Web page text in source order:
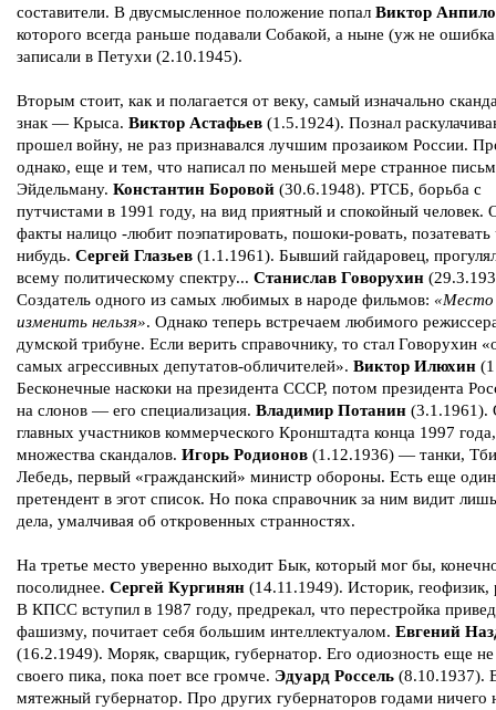
составители. В двусмысленное положение попал Виктор
которого всегда раньше подавали Собакой, а ныне (уж не
записали в Петухи (2.10.1945).
Вторым стоит, как и полагается от веку, самый изначально
знак — Крыса. Виктор Астафьев (1.5.1924). Познал
прошел войну, не раз признавался лучшим прозаиком России.
однако, еще и тем, что написал по меньшей мере странное
Эйдельману. Константин Боровой (30.6.1948). РТСБ, борьба с
путчистами в 1991 году, на вид приятный и спокойный человек.
факты налицо -любит поэпатировать, пошоки-ровать, позатевать
нибудь. Сергей Глазьев (1.1.1961). Бывший гайдаровец,
всему политическому спектру... Станислав Говорухин
Создатель одного из самых любимых в народе фильмов: «Место
изменить нельзя». Однако теперь встречаем любимого
думской трибуне. Если верить справочнику, то стал Говорухин
самых агрессивных депутатов-обличителей». Виктор Илюхин
Бесконечные наскоки на президента СССР, потом президента
на слонов — его специализация. Владимир Потанин (3.1.1961).
главных участников коммерческого Кронштадта конца 1997
множества скандалов. Игорь Родионов (1.12.1936) — танки,
Лебедь, первый «гражданский» министр обороны. Есть еще
претендент в эгот список. Но пока справочник за ним видит
дела, умалчивая об откровенных странностях.
На третье место уверенно выходит Бык, который мог бы,
посолиднее. Сергей Кургинян (14.11.1949). Историк, геофизик,
В КПСС вступил в 1987 году, предрекал, что перестройка
фашизму, почитает себя большим интеллектуалом. Евгений
(16.2.1949). Моряк, сварщик, губернатор. Его одиозность еще не
своего пика, пока поет все громче. Эдуард Россель (8.10.1937).
мятежный губернатор. Про других губернаторов годами ничего